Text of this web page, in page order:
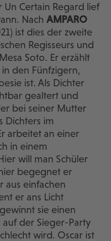
Certain Regard lief
NachAMPARO
ist dies der zweite
Regisseurs und
Soto. Er erzählt
den Fünfzigern,
ist. Als Dichter
gealtert und
bei seiner Mutter
Dichters im
arbeitet an einer
in einem
will man Schüler
begegnet er
aus einfachen
er ans Licht
sie einen
der Sieger-Party
wird. Oscar ist